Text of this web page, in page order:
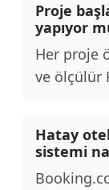
Proje
yapıyor
Her proje
ve ölçülür
Hatay
sistemi